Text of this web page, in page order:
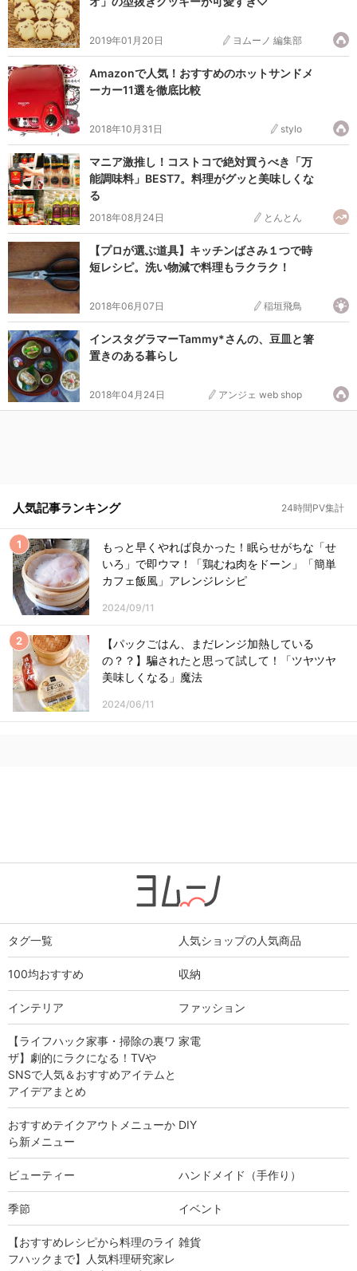
2019年01月20日 ヨムーノ 編集部
Amazonで人気！おすすめのホットサンドメ
ーカー11選を徹底比較
2018年10月31日 stylo
マニア激推し！コストコで絶対買うべき「万
能調味料」BEST7。料理がグッと美味しくな
る
2018年08月24日 とんとん
【プロが選ぶ道具】キッチンばさみ１つで時
短レシピ。洗い物減で料理もラクラク！
2018年06月07日 稲垣飛鳥
インスタグラマーTammy*さんの、豆皿と箸
置きのある暮らし
2018年04月24日 アンジェ web shop
人気記事ランキング 24時間PV集計
もっと早くやれば良かった！眠らせがちな「せ
いろ」で即ウマ！「鶏むね肉をドーン」「簡単
カフェ飯風」アレンジレシピ
2024/09/11
【パックごはん、まだレンジ加熱している
の？？】騙されたと思って試して！「ツヤツヤ
美味しくなる」魔法
2024/06/11
タグ一覧 人気ショップの人気商品
100均おすすめ 収納
インテリア ファッション
【ライフハック家事・掃除の裏ワ
ザ】劇的にラクになる！TVや
SNSで人気＆おすすめアイテムと
アイデアまとめ
家電
おすすめテイクアウトメニューか
ら新メニュー
DIY
ビューティー ハンドメイド（手作り）
季節 イベント
【おすすめレシピから料理のライ
フハックまで】人気料理研究家レ
雑貨